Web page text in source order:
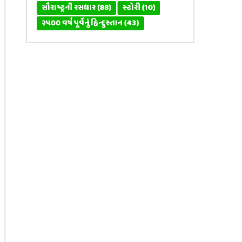
સૌરાષ્ટ્રની રસધાર(88) સ્ટોરી(10)
૨૫૦૦ વર્ષ પૂર્વેનું હિન્દુસ્તાન(43)